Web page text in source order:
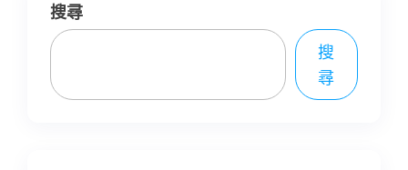
搜尋
搜
尋